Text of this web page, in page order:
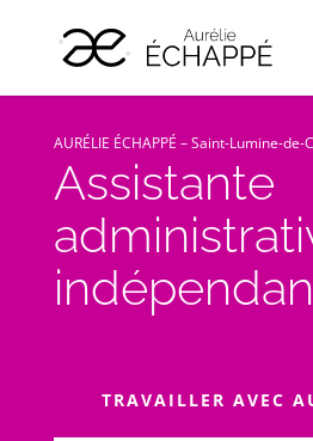
AURÉLIE ÉCHAPPÉ – Saint-Lumine-
Assistante
TRAVAILLER AVEC